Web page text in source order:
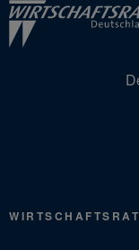
WIRTSCHAFTSRAT